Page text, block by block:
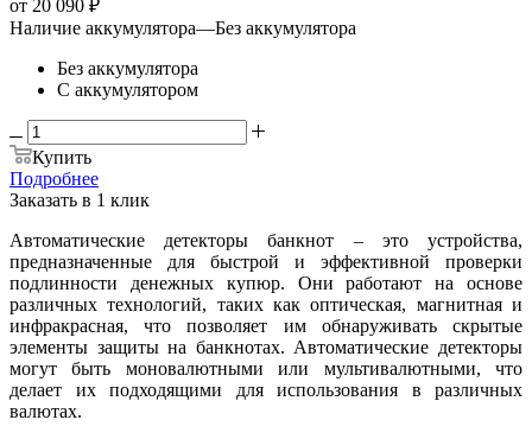
от 20 090 ₽
Наличие аккумулятора—Без аккумулятора
Без аккумулятора
С аккумулятором
Купить
Подробнее
Заказать в 1 клик
Автоматические детекторы банкнот – это устройства,
предназначенные для быстрой и эффективной проверки
подлинности денежных купюр. Они работают на основе
различных технологий, таких как оптическая, магнитная и
инфракрасная, что позволяет им обнаруживать скрытые
элементы защиты на банкнотах. Автоматические детекторы
могут быть моновалютными или мультивалютными, что
делает их подходящими для использования в различных
валютах.